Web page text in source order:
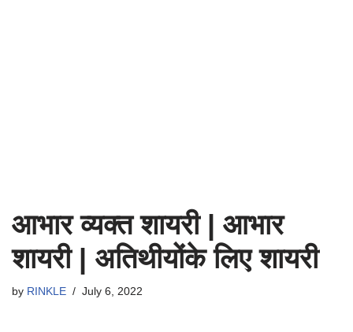
आभार व्यक्त शायरी | आभार
शायरी | अतिथीयोंके लिए शायरी
by RINKLE July 6, 2022